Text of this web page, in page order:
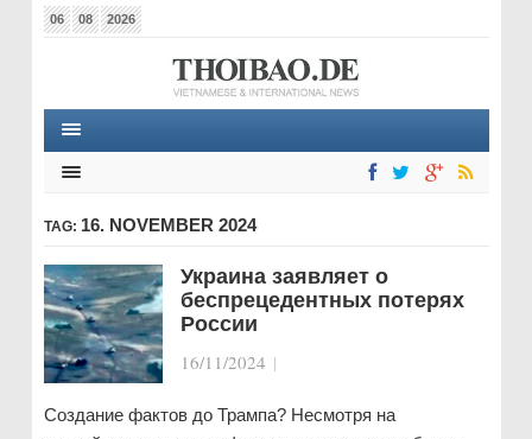
06 08 2026
TAG: 16. NOVEMBER 2024
Украина заявляет о
беспрецедентных потерях
России
16/11/2024 |
Создание фактов до Трампа? Несмотря на